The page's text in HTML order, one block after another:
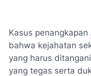
Kasus penangkapan
bahwa kejahatan
yang harus
yang tegas serta